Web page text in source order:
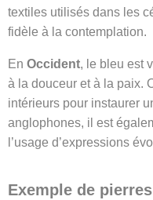
textiles utilisés dans les
fidèle à la contemplation.
En Occident, le bleu est
à la douceur et à la paix.
intérieurs pour instaurer
anglophones, il est
l’usage d’expressions
Exemple de